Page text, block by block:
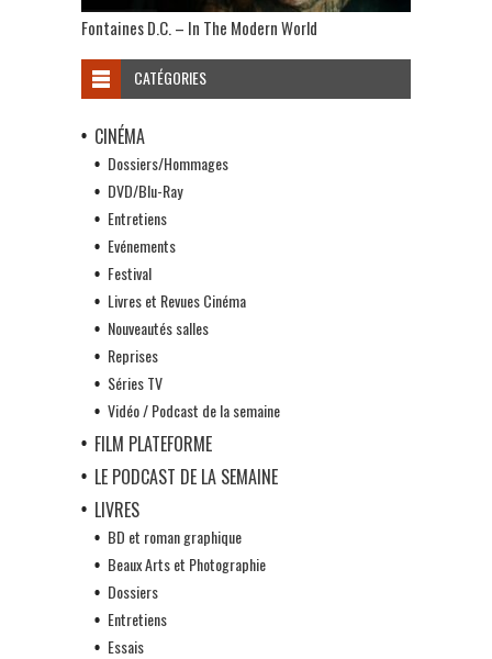
Fontaines D.C. – In The Modern World
CATÉGORIES
CINÉMA
Dossiers/Hommages
DVD/Blu-Ray
Entretiens
Evénements
Festival
Livres et Revues Cinéma
Nouveautés salles
Reprises
Séries TV
Vidéo / Podcast de la semaine
FILM PLATEFORME
LE PODCAST DE LA SEMAINE
LIVRES
BD et roman graphique
Beaux Arts et Photographie
Dossiers
Entretiens
Essais